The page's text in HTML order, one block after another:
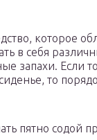
которое
в себя
запахи. Если
то
пятно содой